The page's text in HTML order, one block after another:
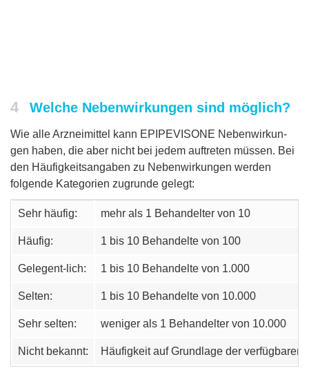
4 Welche Nebenwirkungen sind möglich?
Wie alle Arzneimittel kann EPIPEVISONE Nebenwirkun-
gen haben, die aber nicht bei jedem auftreten müssen. Bei
den Häufigkeitsangaben zu Nebenwirkungen werden
folgende Kategorien zugrunde gelegt:
Sehr häufig: mehr als 1 Behandelter von 10
Häufig: 1 bis 10 Behandelte von 100
Gelegent-lich: 1 bis 10 Behandelte von 1.000
Selten: 1 bis 10 Behandelte von 10.000
Sehr selten: weniger als 1 Behandelter von 10.000
Nicht bekannt: Häufigkeit auf Grundlage der verfügbaren